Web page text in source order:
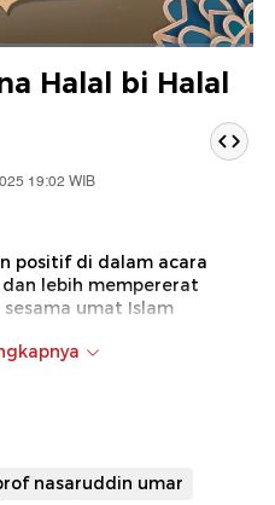
Halal bi Halal
19:02 WIB
positif di dalam acara
lebih mempererat
umat Islam
sesama umat manusia
nasaruddin umar